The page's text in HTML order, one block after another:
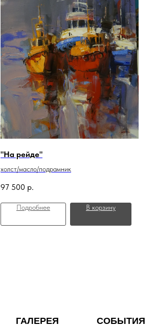
"На рейде"
холст/масло/подрамник
97 500 р.
Подробнее В корзину
СОБЫТИЯ
ГАЛЕРЕЯ